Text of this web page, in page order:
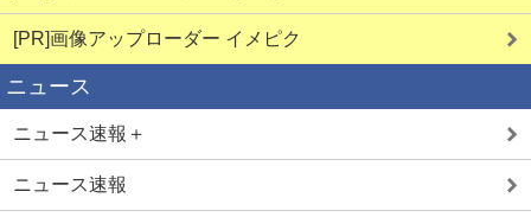
[PR]画像アップローダー イメピク
ニュース
ニュース速報＋
ニュース速報